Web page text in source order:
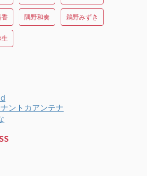
香 隅野和奏 鵜野みずき
ントカアンテナ